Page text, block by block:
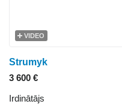
VIDEO
Strumyk
3 600 €
Irdinātājs